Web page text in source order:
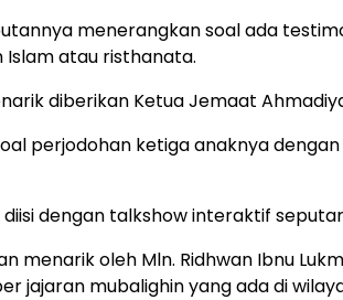
menerangkan soal ada
atau risthanata.
diberikan Ketua Jemaat
perjodohan ketiga anaknya
dengan talkshow interaktif
menarik oleh Mln. Ridhwan Ibnu
jajaran mubalighin yang ada di